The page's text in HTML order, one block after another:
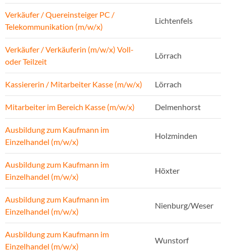
Verkäufer / Quereinsteiger PC /
Telekommunikation (m/w/x)
Lichtenfels
Verkäufer / Verkäuferin (m/w/x) Voll-
oder Teilzeit
Lörrach
Kassiererin / Mitarbeiter Kasse (m/w/x) Lörrach
Mitarbeiter im Bereich Kasse (m/w/x) Delmenhorst
Ausbildung zum Kaufmann im
Einzelhandel (m/w/x)
Holzminden
Ausbildung zum Kaufmann im
Einzelhandel (m/w/x)
Höxter
Ausbildung zum Kaufmann im
Einzelhandel (m/w/x)
Nienburg/Weser
Ausbildung zum Kaufmann im
Einzelhandel (m/w/x)
Wunstorf